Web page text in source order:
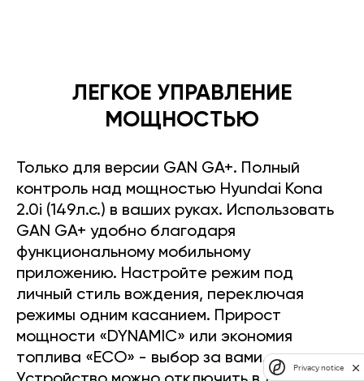
ЛЕГКОЕ УПРАВЛЕНИЕ
МОЩНОСТЬЮ
Только для версии GAN GA+. Полный
контроль над мощностью Hyundai Kona
2.0i (149л.с.) в ваших руках. Использовать
GAN GA+ удобно благодаря
функциональному мобильному
приложению. Настройте режим под
личный стиль вождения, переключая
режимы одним касанием. Прирост
мощности «DYNAMIC» или экономия
топлива «ECO» - выбор за вами.
Privacy notice